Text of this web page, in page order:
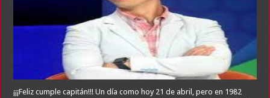
¡¡¡Feliz cumple capitán!!! Un día como hoy 21 de abril, pero en 1982